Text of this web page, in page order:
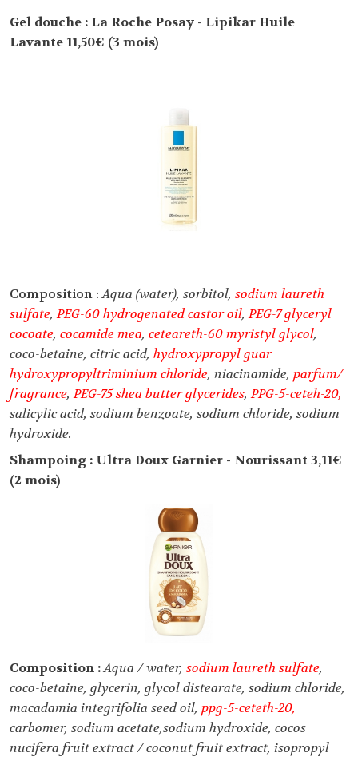
Gel douche : La Roche Posay - Lipikar Huile
Lavante 11,50€ (3 mois)
Composition :Aqua (water), sorbitol,sodium laureth
sulfate,PEG-60 hydrogenated castor oil,PEG-7 glyceryl
cocoate, cocamide mea, ceteareth-60 myristyl glycol,
coco-betaine, citric acid, hydroxypropyl guar
hydroxypropyltriminium chloride, niacinamide, parfum/
fragrance,PEG-75 shea butter glycerides,PPG-5-ceteh-20,
salicylic acid, sodium benzoate, sodium chloride, sodium
hydroxide.
Shampoing : Ultra Doux Garnier - Nourissant 3,11€
(2 mois)
Composition :Aqua / water,sodium laureth sulfate,
coco-betaine, glycerin, glycol distearate, sodium chloride,
macadamia integrifolia seed oil, ppg-5-ceteth-20,
carbomer, sodium acetate,sodium hydroxide, cocos
nucifera fruit extract / coconut fruit extract, isopropyl